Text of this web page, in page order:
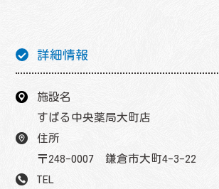
詳細情報
施設名
すばる中央薬局大町店
住所
〒248-0007 鎌倉市大町4-3-22
TEL